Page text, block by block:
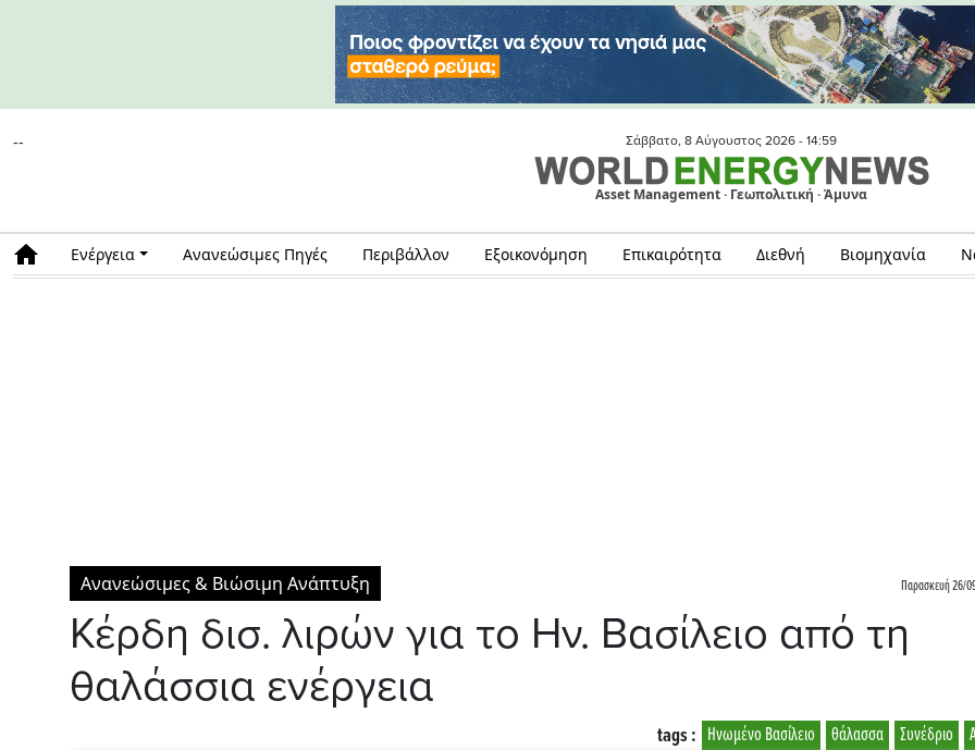
-- Σάββατο, 8 Αύγουστος 2026 - 14:59
Asset Management · Γεωπολιτική · Άμυνα
Ενέργεια Ανανεώσιμες Πηγές Περιβάλλον Εξοικονόμηση Επικαιρότητα Διεθνή Βιομηχανία
Ανανεώσιμες & Βιώσιμη Ανάπτυξη Παρασκευή 26/
Κέρδη δισ. λιρών για το Ην. Βασίλειο από τη
θαλάσσια ενέργεια
Συνέδριο
θάλασσα
Ηνωμένο Βασίλειο
tags :